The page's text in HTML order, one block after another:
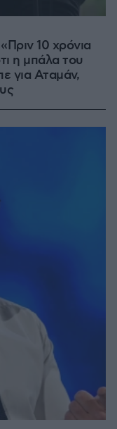
10 χρόνια
η μπάλα του
για Αταμάν,